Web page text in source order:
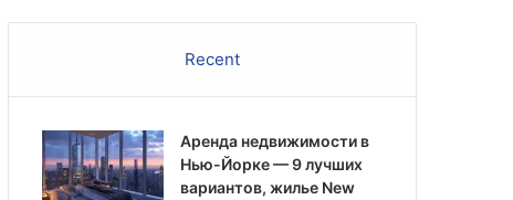
Recent
Аренда недвижимости в
Нью-Йорке — 9 лучших
вариантов, жилье New